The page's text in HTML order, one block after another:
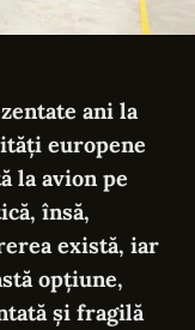
ani la
europene
la avion pe
însă,
există, iar
opțiune,
și fragilă